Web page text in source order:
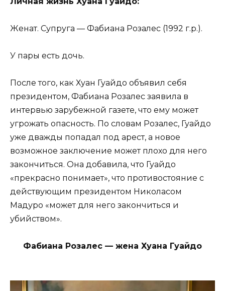
Женат. Супруга — Фабиана Розалес (1992 г.р.).
У пары есть дочь.
После того, как Хуан Гуайдо объявил себя
президентом, Фабиана Розалес заявила в
интервью зарубежной газете, что ему может
угрожать опасность. По словам Розалес, Гуайдо
уже дважды попадал под арест, а новое
возможное заключение может плохо для него
закончиться. Она добавила, что Гуайдо
«прекрасно понимает», что противостояние с
действующим президентом Николасом
Мадуро «может для него закончиться и
убийством».
Фабиана Розалес — жена Хуана Гуайдо